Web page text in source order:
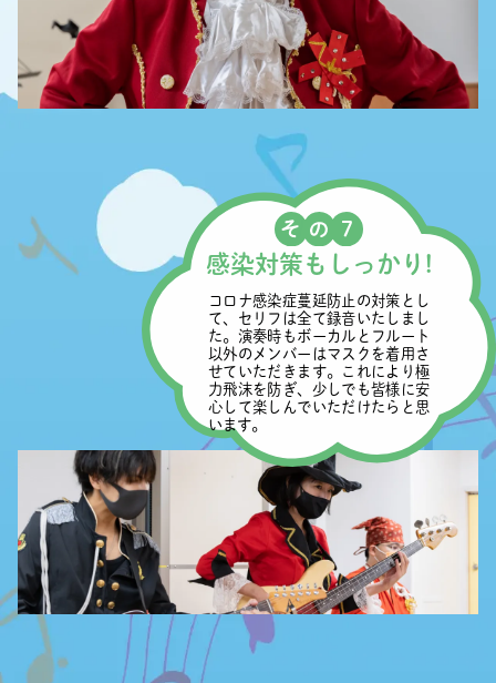
感染対策もしっかり!
コロナ感染症蔓延防止の対策とし
て、セリフは全て録音いたしまし
た。演奏時もボーカルとフルート
以外のメンバーはマスクを着用さ
せていただきます。これにより極
力飛沫を防ぎ、少しでも皆様に安
心して楽しんでいただけたらと思
います。